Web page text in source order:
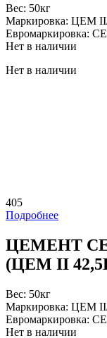
Вес: 50кг
Маркировка: ЦЕМ
Евромаркировка:
Нет в наличии
Нет в наличии
405
Подробнее
ЦЕМЕНТ
(ЦEM II
Вес: 50кг
Маркировка: ЦЕМ
Евромаркировка:
Нет в наличии